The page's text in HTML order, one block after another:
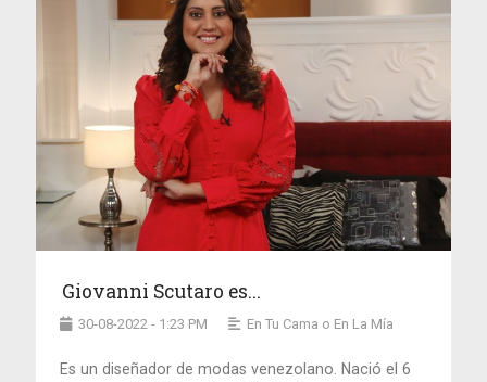
Giovanni Scutaro es...
30-08-2022 - 1:23 PM En Tu Cama o En La Mía
Es un diseñador de modas venezolano. Nació el 6